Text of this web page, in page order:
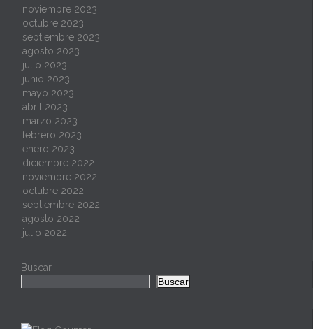
noviembre 2023
octubre 2023
septiembre 2023
agosto 2023
julio 2023
junio 2023
mayo 2023
abril 2023
marzo 2023
febrero 2023
enero 2023
diciembre 2022
noviembre 2022
octubre 2022
septiembre 2022
agosto 2022
julio 2022
Buscar
Buscar